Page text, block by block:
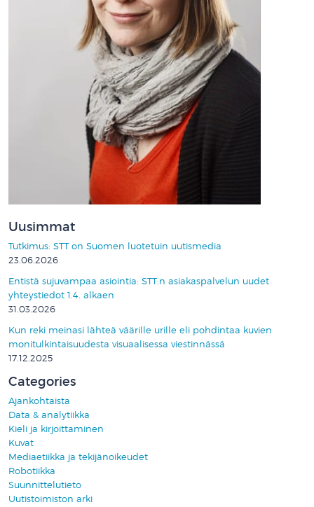
Uusimmat
Tutkimus: STT on Suomen luotetuin uutismedia
23.06.2026
Entistä sujuvampaa asiointia: STT:n asiakaspalvelun uudet
yhteystiedot 1.4. alkaen
31.03.2026
Kun reki meinasi lähteä väärille urille eli pohdintaa kuvien
monitulkintaisuudesta visuaalisessa viestinnässä
17.12.2025
Categories
Ajankohtaista
Data & analytiikka
Kieli ja kirjoittaminen
Kuvat
Mediaetiikka ja tekijänoikeudet
Robotiikka
Suunnittelutieto
Uutistoimiston arki